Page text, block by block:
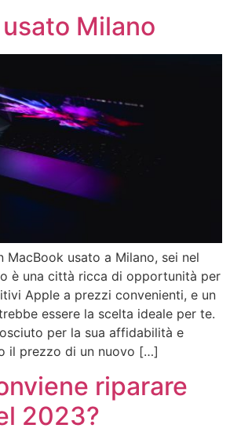
Milano
MacBook usato a Milano, sei nel
è una città ricca di opportunità per
Apple a prezzi convenienti, e un
essere la scelta ideale per te.
per la sua affidabilità e
il prezzo di un nuovo […]
riparare
2023?